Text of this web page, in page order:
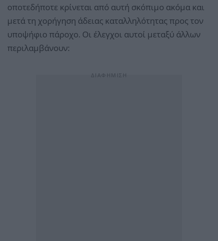
οποτεδήποτε κρίνεται από αυτή σκόπιμο ακόμα και
μετά τη χορήγηση άδειας καταλληλότητας προς τον
υποψήφιο πάροχο. Οι έλεγχοι αυτοί μεταξύ άλλων
περιλαμβάνουν: